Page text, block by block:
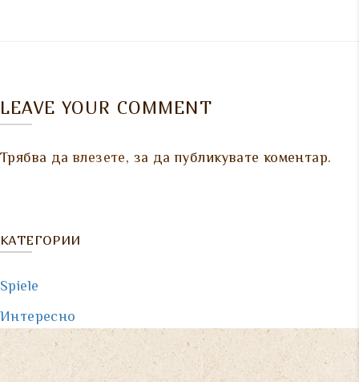
LEAVE YOUR COMMENT
Трябва давлезете, за да публикувате коментар.
КАТЕГОРИИ
Spiele
Интересно